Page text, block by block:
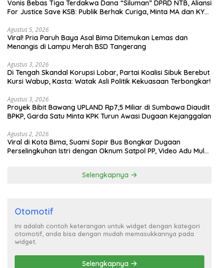
Vonis Bebas Tiga Terdakwa Dana “Siluman” DPRD NTB, Aliansi
For Justice Save KSB: Publik Berhak Curiga, Minta MA dan KY
Agustus 5, 2026
Viral! Pria Paruh Baya Asal Bima Ditemukan Lemas dan
Menangis di Lampu Merah BSD Tangerang
Agustus 3, 2026
Di Tengah Skandal Korupsi Lobar, Partai Koalisi Sibuk Berebut
Kursi Wabup, Kasta: Watak Asli Politik Kekuasaan Terbongkar!
Agustus 3, 2026
Proyek Bibit Bawang UPLAND Rp7,5 Miliar di Sumbawa Diaudit
BPKP, Garda Satu Minta KPK Turun Awasi Dugaan Kejanggalan
Agustus 2, 2026
Viral di Kota Bima, Suami Sopir Bus Bongkar Dugaan
Perselingkuhan Istri dengan Oknum Satpol PP, Video Adu Mulut
Selengkapnya
Otomotif
Ini adalah contoh keterangan untuk widget dengan kategori
otomotif, anda bisa dengan mudah memasukkannya pada
widget.
Selengkapnya